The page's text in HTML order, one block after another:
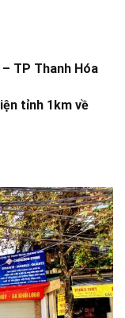
TP Thanh Hóa
tỉnh 1km về